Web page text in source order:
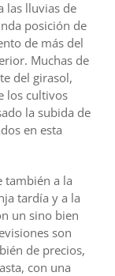
las lluvias de
posición de
de más del
Muchas de
del girasol,
los cultivos
la subida de
en esta
también a la
tardía y a la
un sino bien
son
de precios,
con una